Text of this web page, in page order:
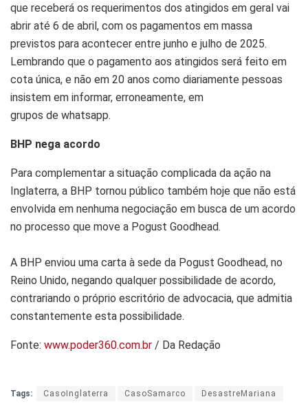
que receberá os requerimentos dos atingidos em geral vai
abrir até 6 de abril, com os pagamentos em massa
previstos para acontecer entre junho e julho de 2025.
Lembrando que o pagamento aos atingidos será feito em
cota única, e não em 20 anos como diariamente pessoas
insistem em informar, erroneamente, em
grupos de whatsapp.
BHP nega acordo
Para complementar a situação complicada da ação na
Inglaterra, a BHP tornou público também hoje que não está
envolvida em nenhuma negociação em busca de um acordo
no processo que move a Pogust Goodhead.
A BHP enviou uma carta à sede da Pogust Goodhead, no
Reino Unido, negando qualquer possibilidade de acordo,
contrariando o próprio escritório de advocacia, que admitia
constantemente esta possibilidade.
Fonte: www.poder360.com.br / Da Redação
Tags: CasoInglaterra CasoSamarco DesastreMariana